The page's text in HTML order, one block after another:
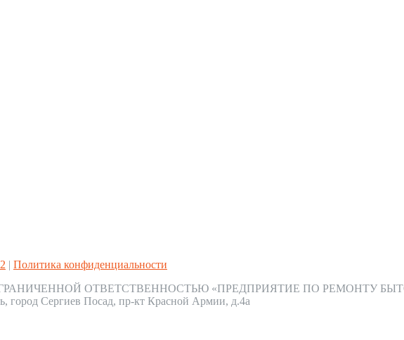
| Политика конфиденциальности
ОТВЕТСТВЕННОСТЬЮ «ПРЕДПРИЯТИЕ ПО РЕМОНТУ
город Сергиев Посад, пр-кт Красной Армии, д.4а